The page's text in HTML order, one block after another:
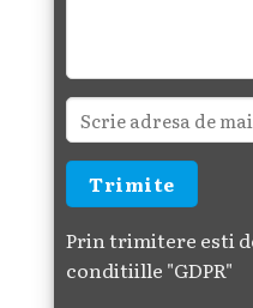
Prin trimitere esti
conditiille "GDPR"